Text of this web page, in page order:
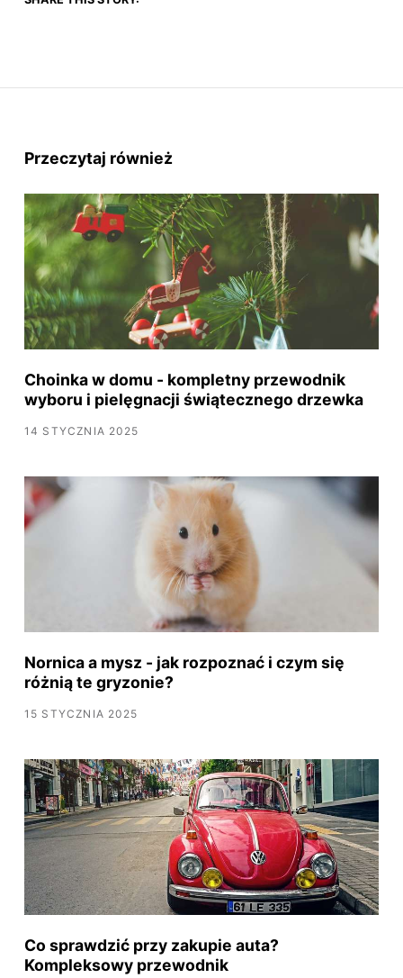
Przeczytaj również
Choinka w domu - kompletny przewodnik
wyboru i pielęgnacji świątecznego drzewka
14 STYCZNIA 2025
Nornica a mysz - jak rozpoznać i czym się
różnią te gryzonie?
15 STYCZNIA 2025
Co sprawdzić przy zakupie auta?
Kompleksowy przewodnik